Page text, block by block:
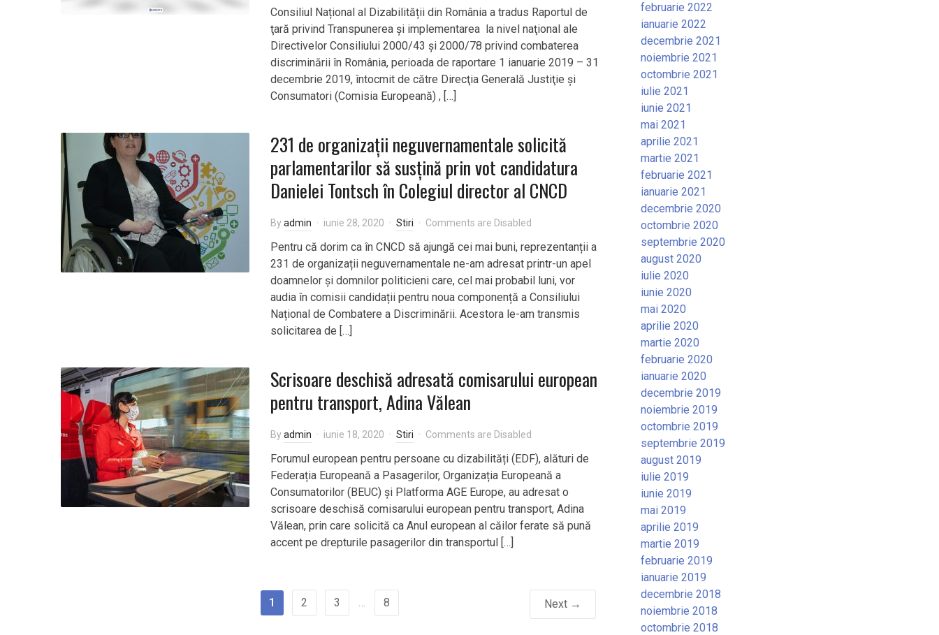
Consiliul Național al Dizabilității din România a tradus Raportul de
ţară privind Transpunerea şi implementarea la nivel naţional ale
Directivelor Consiliului 2000/43 şi 2000/78 privind combaterea
discriminării în România, perioada de raportare 1 ianuarie 2019 – 31
decembrie 2019, întocmit de către Direcţia Generală Justiţie şi
Consumatori (Comisia Europeană) , […]
231 de organizații neguvernamentale solicită
parlamentarilor să susțină prin vot candidatura
Danielei Tontsch în Colegiul director al CNCD
Byadmin iunie 28, 2020 Stiri Comments are Disabled
Pentru că dorim ca în CNCD să ajungă cei mai buni, reprezentanții a
231 de organizații neguvernamentale ne-am adresat printr-un apel
doamnelor și domnilor politicieni care, cel mai probabil luni, vor
audia în comisii candidații pentru noua componență a Consiliului
Național de Combatere a Discriminării. Acestora le-am transmis
solicitarea de […]
Scrisoare deschisă adresată comisarului european
pentru transport, Adina Vălean
Byadmin iunie 18, 2020 Stiri Comments are Disabled
Forumul european pentru persoane cu dizabilități (EDF), alături de
Federația Europeană a Pasagerilor, Organizația Europeană a
Consumatorilor (BEUC) și Platforma AGE Europe, au adresat o
scrisoare deschisă comisarului european pentru transport, Adina
Vălean, prin care solicită ca Anul european al căilor ferate să pună
accent pe drepturile pasagerilor din transportul […]
1 2 3 … 8 Next →
februarie 2022
ianuarie 2022
decembrie 2021
noiembrie 2021
octombrie 2021
iulie 2021
iunie 2021
mai 2021
aprilie 2021
martie 2021
februarie 2021
ianuarie 2021
decembrie 2020
octombrie 2020
septembrie 2020
august 2020
iulie 2020
iunie 2020
mai 2020
aprilie 2020
martie 2020
februarie 2020
ianuarie 2020
decembrie 2019
noiembrie 2019
octombrie 2019
septembrie 2019
august 2019
iulie 2019
iunie 2019
mai 2019
aprilie 2019
martie 2019
februarie 2019
ianuarie 2019
decembrie 2018
noiembrie 2018
octombrie 2018